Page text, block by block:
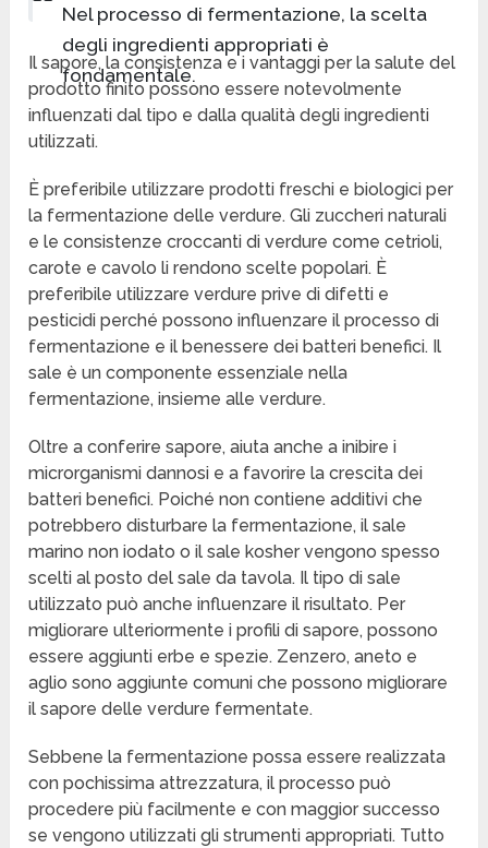
Nel processo di fermentazione, la scelta
degli ingredienti appropriati è
fondamentale.
Il sapore, la consistenza e i vantaggi per la salute del
prodotto finito possono essere notevolmente
influenzati dal tipo e dalla qualità degli ingredienti
utilizzati.
È preferibile utilizzare prodotti freschi e biologici per
la fermentazione delle verdure. Gli zuccheri naturali
e le consistenze croccanti di verdure come cetrioli,
carote e cavolo li rendono scelte popolari. È
preferibile utilizzare verdure prive di difetti e
pesticidi perché possono influenzare il processo di
fermentazione e il benessere dei batteri benefici. Il
sale è un componente essenziale nella
fermentazione, insieme alle verdure.
Oltre a conferire sapore, aiuta anche a inibire i
microrganismi dannosi e a favorire la crescita dei
batteri benefici. Poiché non contiene additivi che
potrebbero disturbare la fermentazione, il sale
marino non iodato o il sale kosher vengono spesso
scelti al posto del sale da tavola. Il tipo di sale
utilizzato può anche influenzare il risultato. Per
migliorare ulteriormente i profili di sapore, possono
essere aggiunti erbe e spezie. Zenzero, aneto e
aglio sono aggiunte comuni che possono migliorare
il sapore delle verdure fermentate.
Sebbene la fermentazione possa essere realizzata
con pochissima attrezzatura, il processo può
procedere più facilmente e con maggior successo
se vengono utilizzati gli strumenti appropriati. Tutto